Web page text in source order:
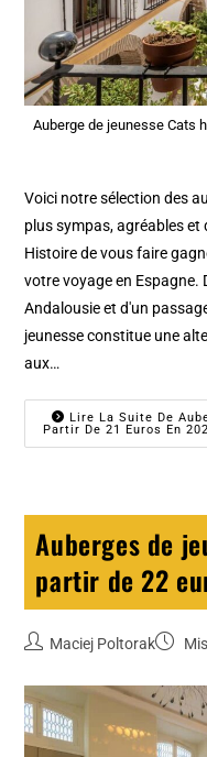
Auberge de jeunesse Cats
Voici notre sélection des
plus sympas, agréables
Histoire de vous faire
votre voyage en Espagne.
Andalousie et d'un
jeunesse constitue une
aux…
Lire La Suite De
Partir De 21 Euros En
Auberges de
partir de 22
Maciej Poltorak